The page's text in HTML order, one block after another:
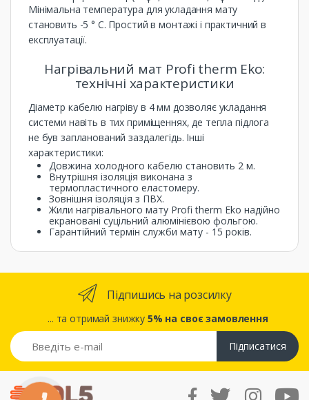
Мінімальна температура для укладання мату
становить -5 ° С. Простий в монтажі і практичний в
експлуатації.
Нагрівальний мат Profi therm Eko:
технічні характеристики
Діаметр кабелю нагріву в 4 мм дозволяє укладання
системи навіть в тих приміщеннях, де тепла підлога
не був запланований заздалегідь. Інші
характеристики:
Довжина холодного кабелю становить 2 м.
Внутрішня ізоляція виконана з
термопластичного еластомеру.
Зовнішня ізоляція з ПВХ.
Жили нагрівального мату Profi therm Eko надійно
екрановані суцільний алюмінієвою фольгою.
Гарантійний термін служби мату - 15 років.
Підпишись на розсилку
... та отримай знижку 5% на своє замовлення
Підписатися